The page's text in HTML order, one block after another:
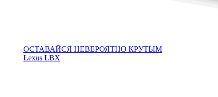
ОСТАВАЙСЯ НЕВЕРОЯТНО КРУТЫМ
Lexus LBX